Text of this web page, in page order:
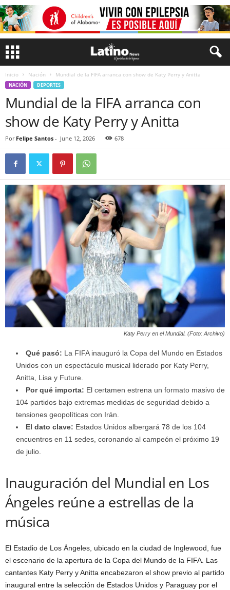
Inicio Nación Mundial de la FIFA arranca con show de Katy Perry y Anitta
NACIÓN DEPORTES
Mundial de la FIFA arranca con
show de Katy Perry y Anitta
Por Felipe Santos - June 12, 2026 678
Katy Perry en el Mundial. (Foto: Archivo)
Qué pasó: La FIFA inauguró la Copa del Mundo en Estados
Unidos con un espectáculo musical liderado por Katy Perry,
Anitta, Lisa y Future.
Por qué importa: El certamen estrena un formato masivo de
104 partidos bajo extremas medidas de seguridad debido a
tensiones geopolíticas con Irán.
El dato clave: Estados Unidos albergará 78 de los 104
encuentros en 11 sedes, coronando al campeón el próximo 19
de julio.
Inauguración del Mundial en Los
Ángeles reúne a estrellas de la
música
El Estadio de Los Ángeles, ubicado en la ciudad de Inglewood, fue
el escenario de la apertura de la Copa del Mundo de la FIFA. Las
cantantes Katy Perry y Anitta encabezaron el show previo al partido
inaugural entre la selección de Estados Unidos y Paraguay por el